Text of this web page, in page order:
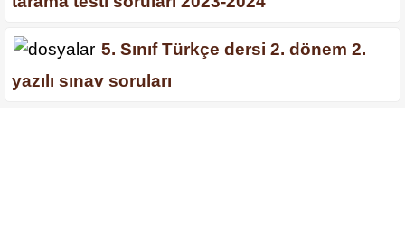
5. Sınıf Türkçe dersi 2. dönem 2.
yazılı sınav soruları